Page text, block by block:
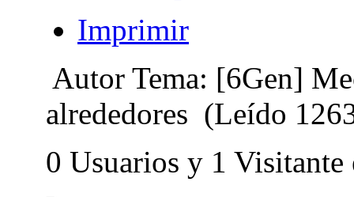
Imprimir
Autor Tema: [6Gen]
alrededores (Leído
0 Usuarios y 1 Visitante